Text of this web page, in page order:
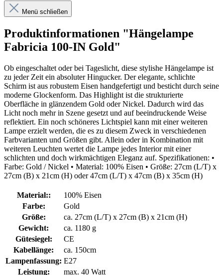
Menü schließen
Produktinformationen "Hängelampe
Fabricia 100-IN Gold"
Ob eingeschaltet oder bei Tageslicht, diese stylishe Hängelampe ist
zu jeder Zeit ein absoluter Hingucker. Der elegante, schlichte
Schirm ist aus robustem Eisen handgefertigt und besticht durch seine
moderne Glockenform. Das Highlight ist die strukturierte
Oberfläche in glänzendem Gold oder Nickel. Dadurch wird das
Licht noch mehr in Szene gesetzt und auf beeindruckende Weise
reflektiert. Ein noch schöneres Lichtspiel kann mit einer weiteren
Lampe erzielt werden, die es zu diesem Zweck in verschiedenen
Farbvarianten und Größen gibt. Allein oder in Kombination mit
weiteren Leuchten wertet die Lampe jedes Interior mit einer
schlichten und doch wirkmächtigen Eleganz auf. Spezifikationen: •
Farbe: Gold / Nickel • Material: 100% Eisen • Größe: 27cm (L/T) x
27cm (B) x 21cm (H) oder 47cm (L/T) x 47cm (B) x 35cm (H)
Material::
100% Eisen
Farbe:
Gold
Größe:
ca. 27cm (L/T) x 27cm (B) x 21cm (H)
Gewicht:
ca. 1180 g
Gütesiegel:
CE
Kabellänge:
ca. 150cm
Lampenfassung: E27
Leistung:
max. 40 Watt